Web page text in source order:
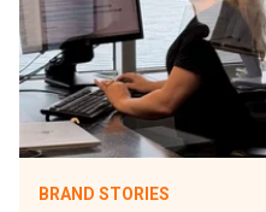
BRAND STORIES